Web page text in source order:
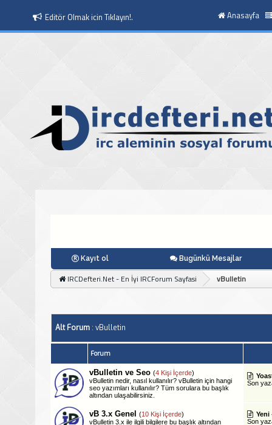
Editör Olmak icin Tıklayın!.
Moderatör Olmak icin Tıklayın!.
Anasayfa
Kayıt ol Bugünkü Mesajlar
IRCDefteri.Net - En İyi IRCForum Sayfasi vBulletin
Alt Forum : vBulletin
Forum
vBulletin ve Seo (4 Kişi İçerde)
vBulletin nedir, nasıl kullanılır? vBulletin için hangi
seo yazımları kullanılır? Tüm sorulara bu başlık
altından ulaşabilirsiniz.
Son
vB 3.x Genel (10 Kişi İçerde)
vBulletin 3.x ile ilgili bilgilere bu başlık altından
Yeni
Son